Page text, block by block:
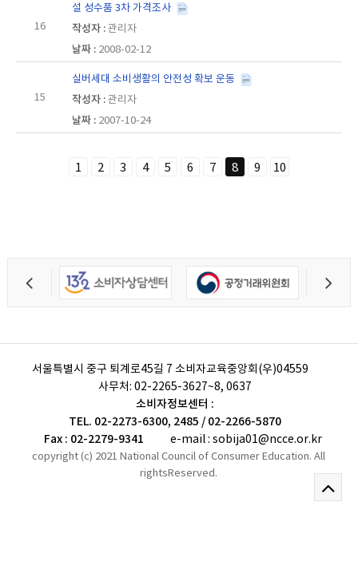
16
설 성수품 3차 가격조사
관리자
2008-02-12
15
실버세대 소비생활의 안전성 확보 운동
관리자
2007-10-24
1 2 3 4 5 6 7 8 9 10
서울특별시 중구 퇴계로45길 7 소비자교육중앙회(우)04559
사무처: 02-2265-3627~8, 0637
소비자정보센터 :
TEL. 02-2273-6300, 2485 / 02-2266-5870
Fax : 02-2279-9341
e-mail : sobija01@ncce.or.kr
copyright (c) 2021 National Council of Consumer Education. All
rightsReserved.